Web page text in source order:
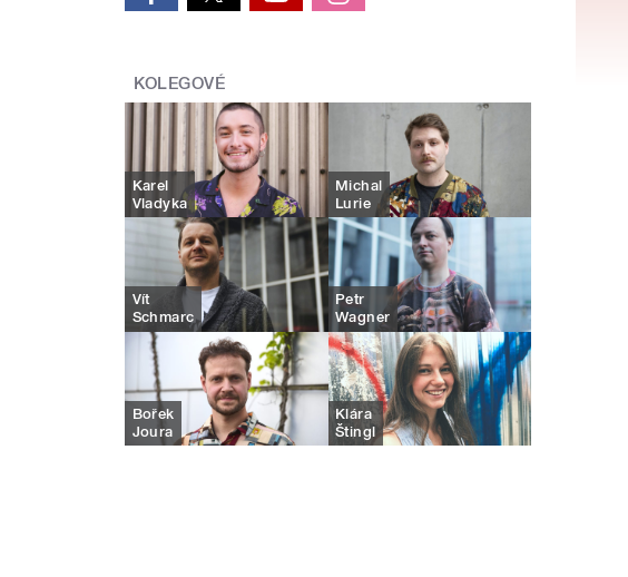
KOLEGOVÉ
Karel
Vladyka
Michal
Lurie
Vít
Schmarc
Petr
Wagner
Bořek
Joura
Klára
Štingl